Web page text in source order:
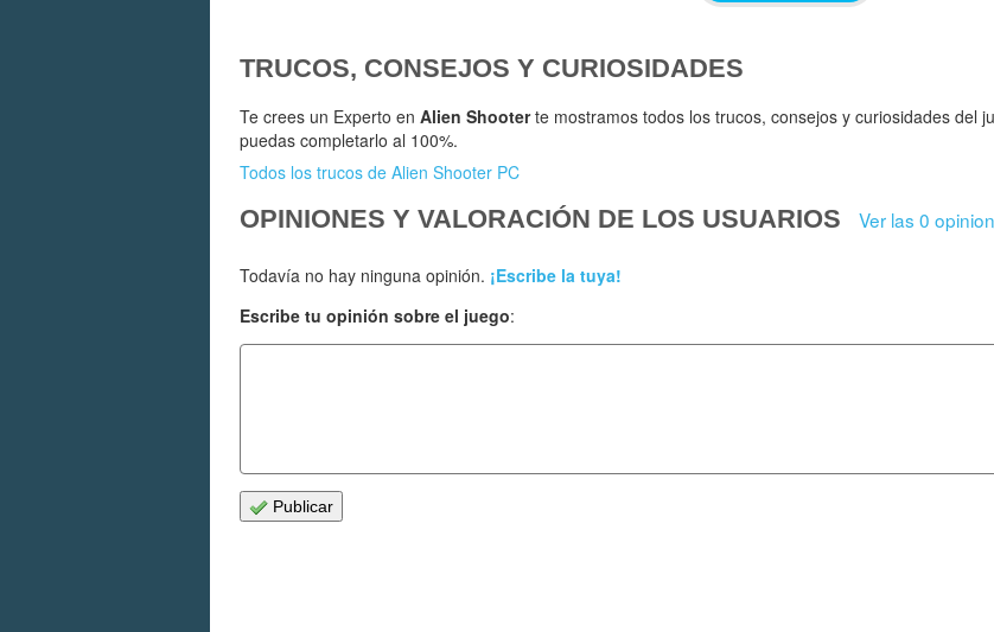
TRUCOS, CONSEJOS Y CURIOSIDADES
Te crees un Experto en Alien Shooterte mostramos todos los trucos, consejos y curiosidades del
puedas completarlo al 100%.
Todos los trucos de Alien Shooter PC
OPINIONES Y VALORACIÓN DE LOS USUARIOS Ver las 0
Todavía no hay ninguna opinión. ¡Escribe la tuya!
Escribe tu opinión sobre el juego:
Publicar